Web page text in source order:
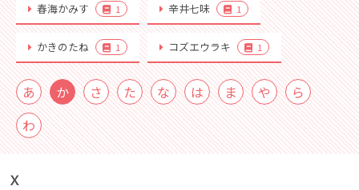
春海かみす 1 辛井七味 1
かきのたね 1 コズエウラキ 1
あ か さ た な は ま や
ら
わ
Ｘ